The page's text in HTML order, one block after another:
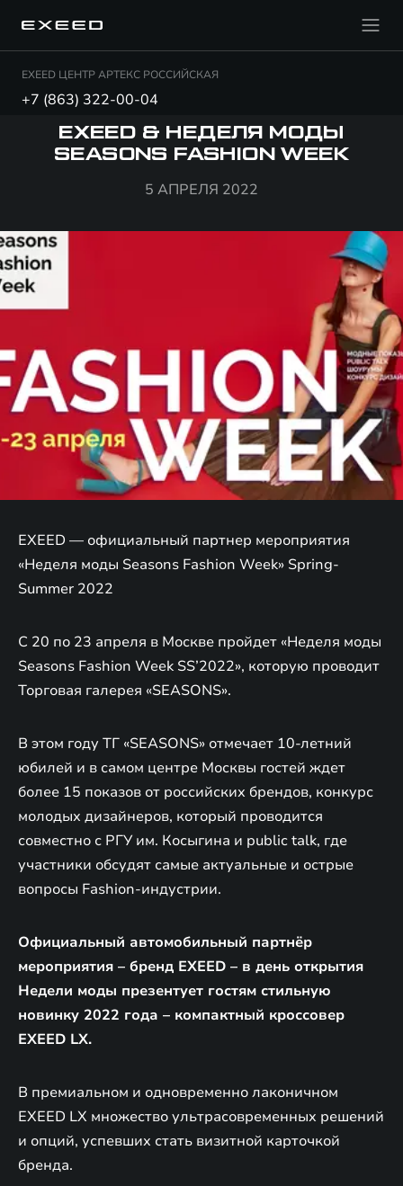
EXEED ЦЕНТР АРТЕКС РОССИЙСКАЯ
+7 (863) 322-00-04
EXEED & НЕДЕЛЯ МОДЫ
SEASONS FASHION WEEK
5 АПРЕЛЯ 2022
EXEED — официальный партнер мероприятия
«Неделя моды Seasons Fashion Week» Spring-
Summer 2022
C 20 по 23 апреля в Москве пройдет «Неделя моды
Seasons Fashion Week SS’2022», которую проводит
Торговая галерея «SEASONS».
В этом году ТГ «SEASONS» отмечает 10-летний
юбилей и в самом центре Москвы гостей ждет
более 15 показов от российских брендов, конкурс
молодых дизайнеров, который проводится
совместно с РГУ им. Косыгина и public talk, где
участники обсудят самые актуальные и острые
вопросы Fashion-индустрии.
Официальный автомобильный партнёр
мероприятия – бренд EXEED – в день открытия
Недели моды презентует гостям стильную
новинку 2022 года – компактный кроссовер
EXEED LX.
В премиальном и одновременно лаконичном
EXEED LX множество ультрасовременных решений
и опций, успевших стать визитной карточкой
бренда.